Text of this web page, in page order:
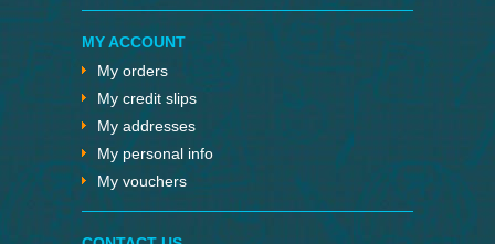
MY ACCOUNT
My orders
My credit slips
My addresses
My personal info
My vouchers